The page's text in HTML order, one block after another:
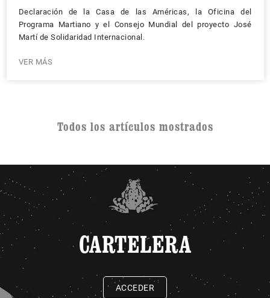
Declaración de la Casa de las Américas, la Oficina del
Programa Martiano y el Consejo Mundial del proyecto José
Martí de Solidaridad Internacional.
VER MÁS
Todos los artículos mostrados
CARTELERA
ACCEDER